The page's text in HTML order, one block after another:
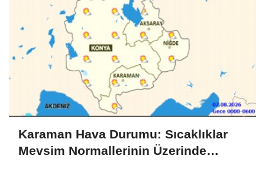
Karaman Hava Durumu: Sıcaklıklar
Mevsim Normallerinin Üzerinde